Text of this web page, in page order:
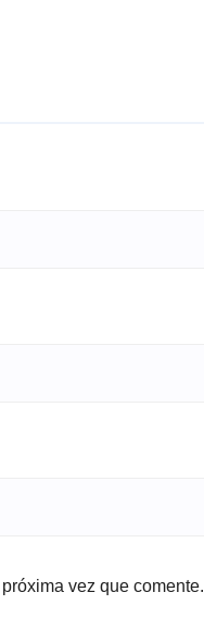
vez que comente.